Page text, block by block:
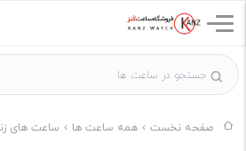
صفحه نخست همه ساعت ها ساعت های